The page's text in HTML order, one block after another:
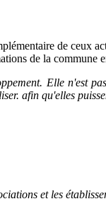
de ceux
de la commune
Elle n'est
afin qu'elles
et les